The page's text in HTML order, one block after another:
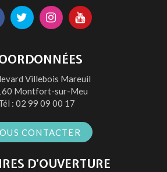
Lien
le
compte
Twitter
Lien
le
compte
Instagram
Lien
la
chaîne
Youtube
Villebois Mareuil
Montfort-sur-Meu
: 02 99 09 00 17
CONTACTER
D’OUVERTURE